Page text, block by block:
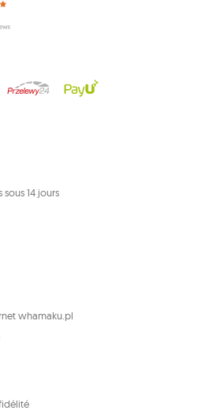
14 jours
whamaku.pl